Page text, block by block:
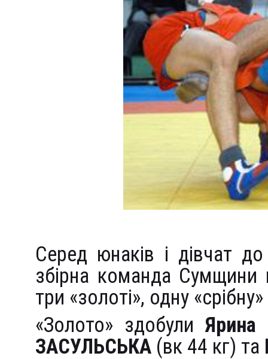
Серед юнаків і дівчат
збірна команда
три «золоті», одну
«Золото» здобули
ЗАСУЛЬСЬКА (вк 44 кг) та